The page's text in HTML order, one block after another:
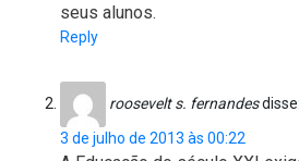
seus alunos.
Reply
roosevelt s. fernandesdisse:
3 de julho de 2013 às 00:22